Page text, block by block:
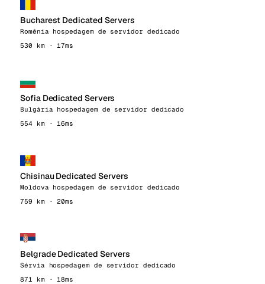
Bucharest Dedicated Servers
Romênia hospedagem de servidor dedicado
530 km · 17ms
Sofia Dedicated Servers
Bulgária hospedagem de servidor dedicado
554 km · 16ms
Chisinau Dedicated Servers
Moldova hospedagem de servidor dedicado
759 km · 20ms
Belgrade Dedicated Servers
Sérvia hospedagem de servidor dedicado
871 km · 18ms